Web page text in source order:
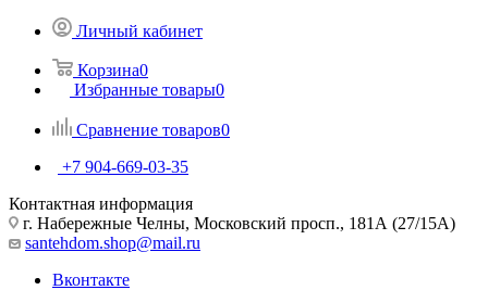
Личный кабинет
Корзина0
Избранные товары0
Сравнение товаров0
+7 904-669-03-35
Контактная информация
г. Набережные Челны, Московский просп., 181А (27/15А)
santehdom.shop@mail.ru
Вконтакте